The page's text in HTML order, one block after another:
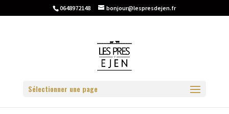
0648972148 bonjour@lespresdejen.fr
Sélectionner une page